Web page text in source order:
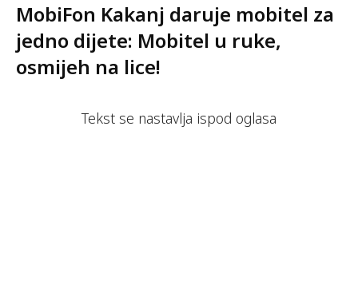
MobiFon Kakanj daruje mobitel za
jedno dijete: Mobitel u ruke,
osmijeh na lice!
Tekst se nastavlja ispod oglasa